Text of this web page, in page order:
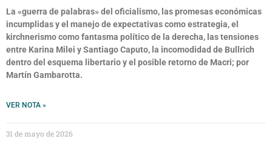
La «guerra de palabras» del oficialismo, las promesas económicas
incumplidas y el manejo de expectativas como estrategia, el
kirchnerismo como fantasma político de la derecha, las tensiones
entre Karina Milei y Santiago Caputo, la incomodidad de Bullrich
dentro del esquema libertario y el posible retorno de Macri; por
Martín Gambarotta.
VER NOTA »
31 de mayo de 2026